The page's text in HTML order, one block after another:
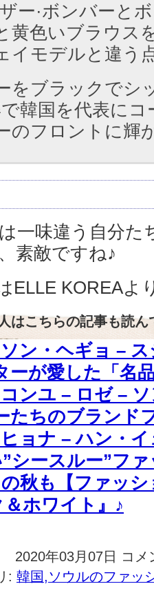
ー·ボンバーと
黄色いブラウス
イモデルと違う
をブラックでシ
韓国を代表に
のフロントに輝
一味違う自分た
素敵ですね♪
ELLE KOREA
はこちらの記事も読ん
ン・ヘギョ –
が愛した「名
ンユ – ロゼ –
ちのブランド
ョナ – ハン・
シースルー”フ
秋も【ファッ
ホワイト』♪
2020年03月07日
韓
旅
コメ
: 韓国,ソウルのファッ